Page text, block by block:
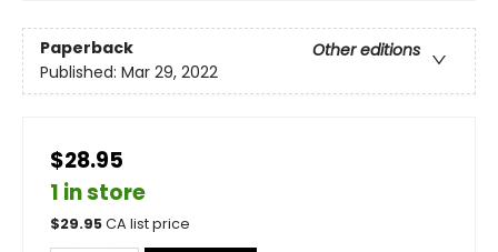
Paperback
Other editions
Published: Mar 29, 2022
$28.95
1 in store
$29.95CA list price